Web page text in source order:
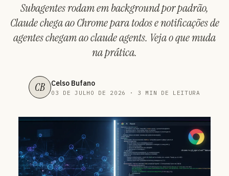
Subagentes rodam em background por padrão,
Claude chega ao Chrome para todos e notificações de
agentes chegam ao claude agents. Veja o que muda
na prática.
CB Celso Bufano
03 DE JULHO DE 2026 · 3 MIN DE LEITURA